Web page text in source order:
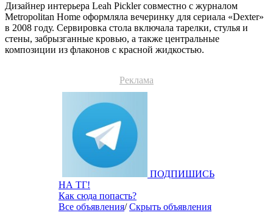
Дизайнер интерьера Leah Pickler совместно с журналом
Metropolitan Home оформляла вечеринку для сериала «Dexter»
в 2008 году. Сервировка стола включала тарелки, стулья и
стены, забрызганные кровью, а также центральные
композиции из флаконов с красной жидкостью.
Реклама
ПОДПИШИСЬ
НА ТГ!
Как сюда попасть?
Все объявления/Скрыть объявления